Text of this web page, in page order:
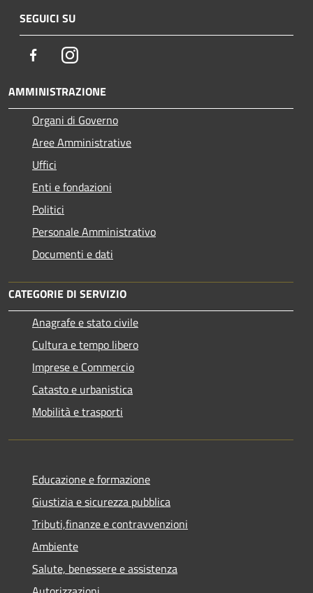
SEGUICI SU
FacebookInstagram
AMMINISTRAZIONE
Organi di Governo
Aree Amministrative
Uffici
Enti e fondazioni
Politici
Personale Amministrativo
Documenti e dati
CATEGORIE DI SERVIZIO
Anagrafe e stato civile
Cultura e tempo libero
Imprese e Commercio
Catasto e urbanistica
Mobilità e trasporti
Educazione e formazione
Giustizia e sicurezza pubblica
Tributi,finanze e contravvenzioni
Ambiente
Salute, benessere e assistenza